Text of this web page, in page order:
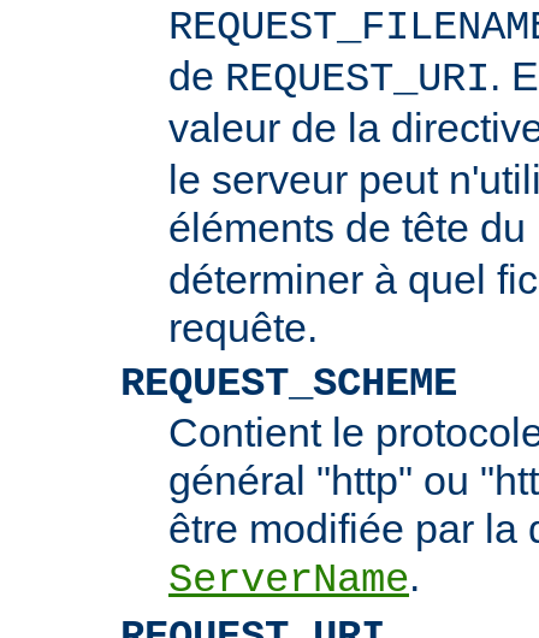
de REQUEST_URI.
valeur de la
le serveur peut
éléments de tête du
déterminer à quel
requête.
REQUEST_SCHEME
Contient le
général "http" ou
être modifiée par la
ServerName.